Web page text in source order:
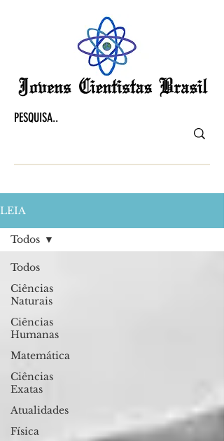
LEIA
Todos
Ciências
Naturais
Ciências
Humanas
Matemática
Ciências
Exatas
Atualidades
Física
Todos